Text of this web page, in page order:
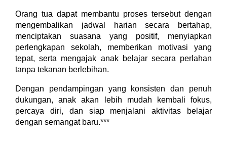
Orang tua dapat membantu proses tersebut dengan
mengembalikan jadwal harian secara bertahap,
menciptakan suasana yang positif, menyiapkan
perlengkapan sekolah, memberikan motivasi yang
tepat, serta mengajak anak belajar secara perlahan
tanpa tekanan berlebihan.
Dengan pendampingan yang konsisten dan penuh
dukungan, anak akan lebih mudah kembali fokus,
percaya diri, dan siap menjalani aktivitas belajar
dengan semangat baru.***